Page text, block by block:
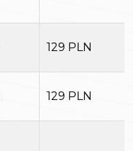
129 PLN
129 PLN